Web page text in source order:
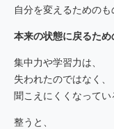
自分を変えるためのも
本来の状態に戻るため
集中力や学習力は、
失われたのではなく、
聞こえにくくなってい
整うと、